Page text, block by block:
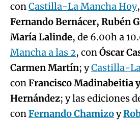
conCastilla-La Mancha Hoy
Fernando Bernácer, Rubén
María Lalinde, de 6.00h a
Mancha a las 2, conÓscar
Carmen Martín; yCastilla-
conFrancisco Madinabeitia
Hernández; y las ediciones
conFernando Chamizoy